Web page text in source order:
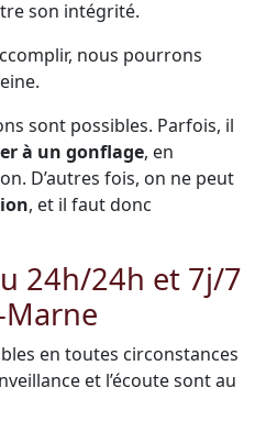
son intégrité.
nous pourrons
sont possibles. Parfois, il
à un gonflage, en
D’autres fois, on ne peut
, et il faut donc
24h/24h et 7j/7
Marne
en toutes circonstances
et l’écoute sont au